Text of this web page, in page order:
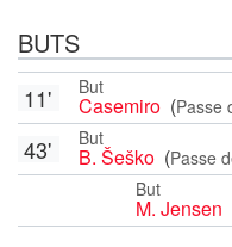
BUTS
But
Casemiro (Passe
11'
But
B. Šeško (Passe
43'
But
M. Jensen